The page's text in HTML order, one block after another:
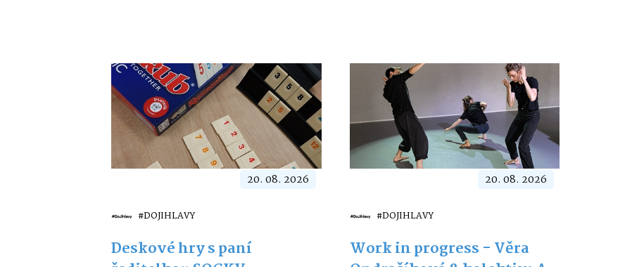
20. 08. 2026
#DOJIHLAVY
Deskové hry s paní
20. 08. 2026
#DOJIHLAVY
Work in progress - Věra